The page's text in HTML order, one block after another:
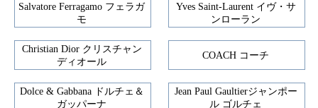
Salvatore Ferragamo フェラガ
モ
Yves Saint-Laurent イヴ・サ
ンローラン
Christian Dior クリスチャン
ディオール
COACH コーチ
Dolce & Gabbana ドルチェ＆
ガッパーナ
Jean Paul Gaultierジャンポー
ル ゴルチェ